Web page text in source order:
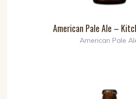
American Pale Ale –
American Pale